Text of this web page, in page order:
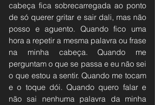
cabeça fica sobrecarregada ao ponto
de só querer gritar e sair dali, mas não
posso e aguento. Quando fico uma
hora a repetir a mesma palavra ou frase
na minha cabeça. Quando me
perguntam o que se passa e eu não sei
o que estou a sentir. Quando me tocam
e o toque dói. Quando quero falar e
não sai nenhuma palavra da minha